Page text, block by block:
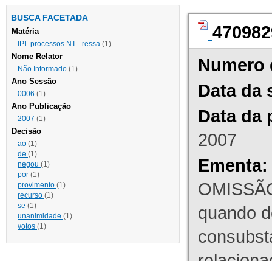
BUSCA FACETADA
Matéria
IPI- processos NT - ressa (1)
Nome Relator
Não Informado (1)
Ano Sessão
0006 (1)
Ano Publicação
2007 (1)
Decisão
ao (1)
de (1)
negou (1)
por (1)
provimento (1)
recurso (1)
se (1)
unanimidade (1)
votos (1)
Numero
Data da
Data da
2007
Ementa:
quando